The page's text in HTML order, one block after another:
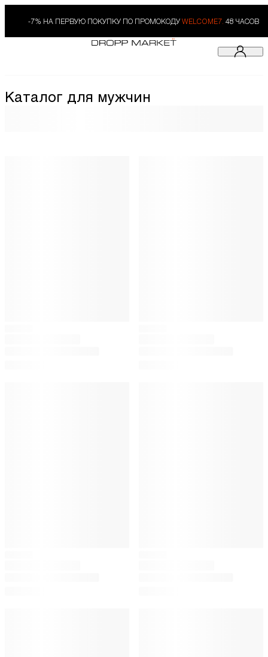
-7% НА ПЕРВУЮ ПОКУПКУ ПО ПРОМОКОДУ WELCOME7. 48 ЧАСОВ
Каталог для мужчин